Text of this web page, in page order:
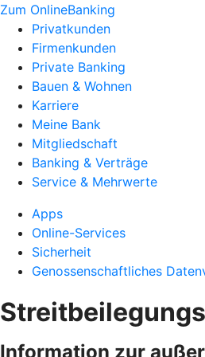
Zum OnlineBanking
Privatkunden
Firmenkunden
Private Banking
Bauen & Wohnen
Karriere
Meine Bank
Mitgliedschaft
Banking & Verträge
Service & Mehrwerte
Apps
Online-Services
Sicherheit
Genossenschaftliches
Information zur